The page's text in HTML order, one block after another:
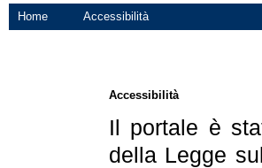
Home Accessibilità
Accessibilità
Il portale è
della Legge